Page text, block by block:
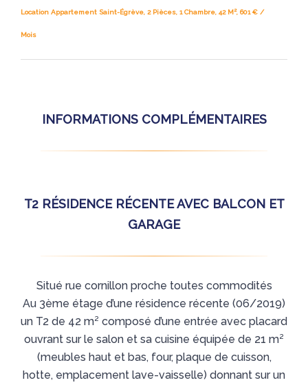
Location Appartement Saint-Égrève, 2 Pièces, 1 Chambre, 42 M², 601 € /
Mois
INFORMATIONS COMPLÉMENTAIRES
T2 RÉSIDENCE RÉCENTE AVEC BALCON ET
GARAGE
Situé rue cornillon proche toutes commodités
Au 3ème étage d’une résidence récente (06/2019)
un T2 de 42 m² composé d’une entrée avec placard
ouvrant sur le salon et sa cuisine équipée de 21 m²
(meubles haut et bas, four, plaque de cuisson,
hotte, emplacement lave-vaisselle) donnant sur un